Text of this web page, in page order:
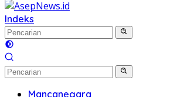
Indeks
Mancanegara